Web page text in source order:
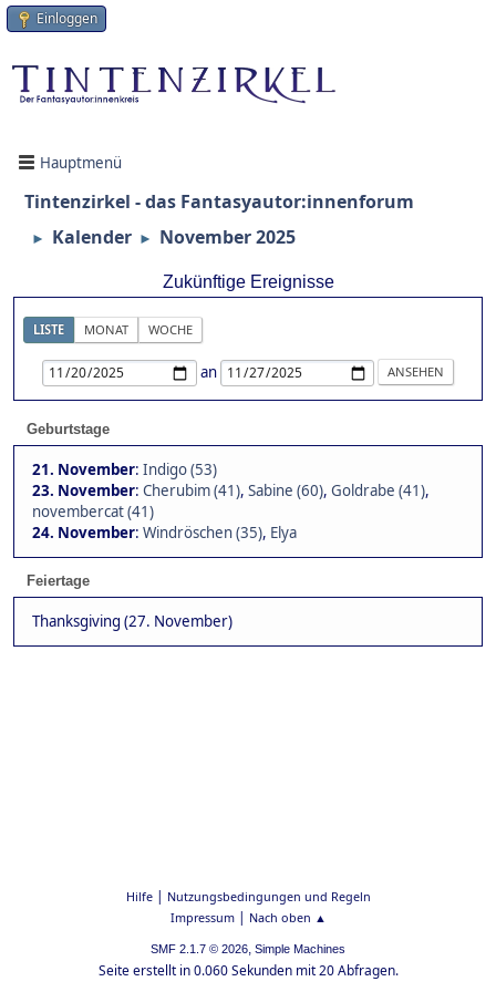
Einloggen
Hauptmenü
Tintenzirkel - das Fantasyautor:innenforum
► Kalender ► November 2025
Zukünftige Ereignisse
LISTE MONAT WOCHE
an
Geburtstage
21. November: Indigo (53)
23. November: Cherubim (41), Sabine (60), Goldrabe (41),
novembercat (41)
24. November: Windröschen (35), Elya
Feiertage
Thanksgiving (27. November)
Hilfe| Nutzungsbedingungen und Regeln
Impressum| Nach oben ▲
SMF 2.1.7 © 2026, Simple Machines
Seite erstellt in 0.060 Sekunden mit 20 Abfragen.